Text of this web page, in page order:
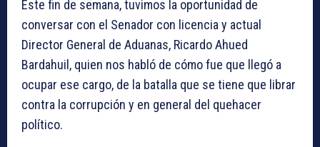
Este fin de semana, tuvimos la oportunidad de
conversar con el Senador con licencia y actual
Director General de Aduanas, Ricardo Ahued
Bardahuil, quien nos habló de cómo fue que llegó a
ocupar ese cargo, de la batalla que se tiene que librar
contra la corrupción y en general del quehacer
político.